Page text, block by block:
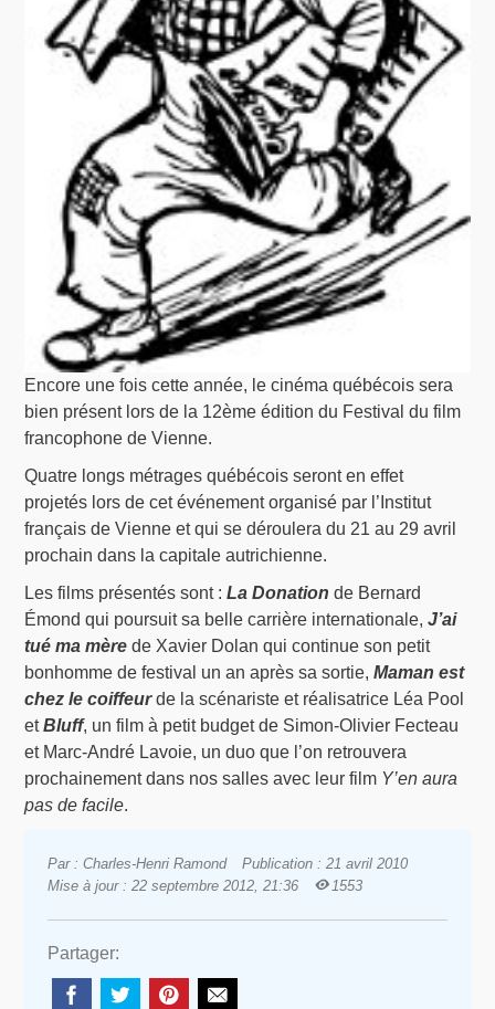
Encore une fois cette année, le cinéma québécois sera
bien présent lors de la 12ème édition du Festival du film
francophone de Vienne.
Quatre longs métrages québécois seront en effet
projetés lors de cet événement organisé par l’Institut
français de Vienne et qui se déroulera du 21 au 29 avril
prochain dans la capitale autrichienne.
Les films présentés sont :La Donation de Bernard
Émond qui poursuit sa belle carrière internationale,J’ai
tué ma mère de Xavier Dolan qui continue son petit
bonhomme de festival un an après sa sortie,Maman est
chez le coiffeurde la scénariste et réalisatrice Léa Pool
etBluff, un film à petit budget de Simon-Olivier Fecteau
et Marc-André Lavoie, un duo que l’on retrouvera
prochainement dans nos salles avec leur film Y’en aura
pas de facile.
Par : Charles-Henri Ramond
Publication : 21 avril 2010
Mise à jour : 22 septembre 2012, 21:36
1553
Partager: